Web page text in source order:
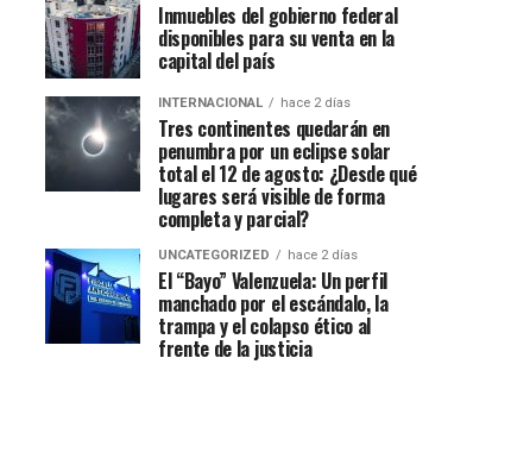
Inmuebles del gobierno federal
disponibles para su venta en la
capital del país
INTERNACIONAL hace 2 días
Tres continentes quedarán en
penumbra por un eclipse solar
total el 12 de agosto: ¿Desde qué
lugares será visible de forma
completa y parcial?
UNCATEGORIZED hace 2 días
El “Bayo” Valenzuela: Un perfil
manchado por el escándalo, la
trampa y el colapso ético al
frente de la justicia